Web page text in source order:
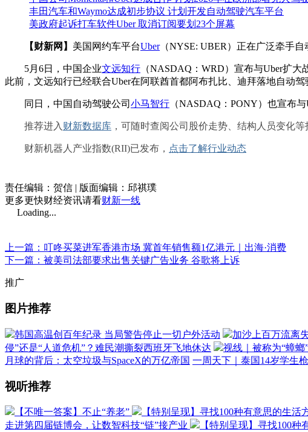
丰田汽车和Waymo达成初步协议 计划开发自动驾驶汽车平台
美政府起诉打车软件Uber 取消订阅要划23个屏幕
【财新网】 美国网约车平台Uber（NYSE: UBER）正在广泛牵手自
5月6日，中国企业文远知行 （NASDAQ：WRD）宣布与Uber扩
此前，文远知行已经联合Uber在阿联酋首都阿布扎比、迪拜落地自动驾
同日，中国自动驾驶公司 小马智行 （NASDAQ：PONY）也宣布
推荐进入 财新数据库 ，可随时查阅公司股价走势、结构人员变化等
财新机器人产业指数(RII)已发布， 点击了解行业动态
责任编辑：贺信 | 版面编辑：邱祺璞
更多更快财经资讯请看财新一线
Loading...
上一篇：叮咚买菜进军香港市场 冀首年销售额1亿港元｜出海·消费
下一篇：被美司法部要求出售关键广告业务 谷歌将上诉
推广
图片推荐
韩国高温创百年纪录 当局警告停止一切户外活动 加沙上百万流离
侵”还是“人道危机”？难民潮撕裂西班牙飞地休达
视线｜被称为“蟑
月球的背后：太空垃圾与SpaceX的万亿帝国 一周天下｜泰国14岁学生
视听推荐
【不唯一答案】不止“养老” 【特别呈现】寻找100种有意思的生活
走进第四届链博会，让数智科技“链”接产业
【特别呈现】寻找100种